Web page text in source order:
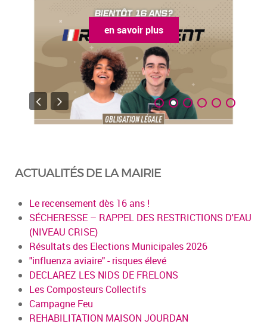
en savoir plus
ACTUALITÉS DE LA MAIRIE
Le recensement dès 16 ans !
SÉCHERESSE – RAPPEL DES RESTRICTIONS D'EAU
(NIVEAU CRISE)
Résultats des Elections Municipales 2026
"influenza aviaire" - risques élevé
DECLAREZ LES NIDS DE FRELONS
Les Composteurs Collectifs
Campagne Feu
REHABILITATION MAISON JOURDAN